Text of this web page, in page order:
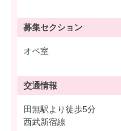
募集セクション
オペ室
交通情報
田無駅より徒歩5分
西武新宿線